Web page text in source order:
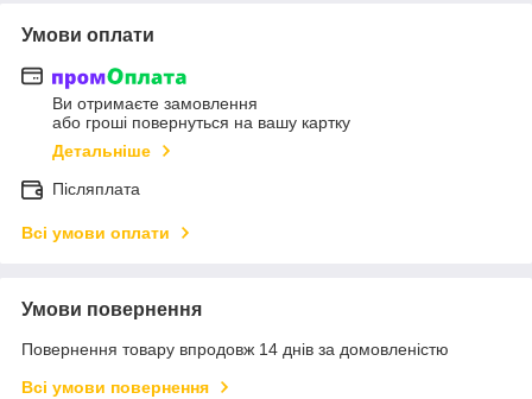
Умови оплати
Ви отримаєте замовлення
або гроші повернуться на вашу картку
Детальніше
Післяплата
Всі умови оплати
Умови повернення
Повернення товару впродовж 14 днів за домовленістю
Всі умови повернення